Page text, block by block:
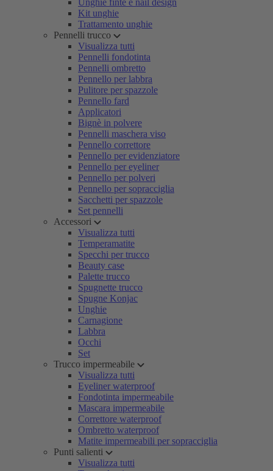
Unghie finte e nail design
Kit unghie
Trattamento unghie
Pennelli trucco
Visualizza tutti
Pennelli fondotinta
Pennelli ombretto
Pennello per labbra
Pulitore per spazzole
Pennello fard
Applicatori
Bignè in polvere
Pennelli maschera viso
Pennello correttore
Pennello per evidenziatore
Pennello per eyeliner
Pennello per polveri
Pennello per sopracciglia
Sacchetti per spazzole
Set pennelli
Accessori
Visualizza tutti
Temperamatite
Specchi per trucco
Beauty case
Palette trucco
Spugnette trucco
Spugne Konjac
Unghie
Carnagione
Labbra
Occhi
Set
Trucco impermeabile
Visualizza tutti
Eyeliner waterproof
Fondotinta impermeabile
Mascara impermeabile
Correttore waterproof
Ombretto waterproof
Matite impermeabili per sopracciglia
Punti salienti
Visualizza tutti